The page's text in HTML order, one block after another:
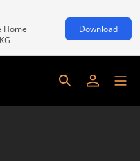
Home
Download